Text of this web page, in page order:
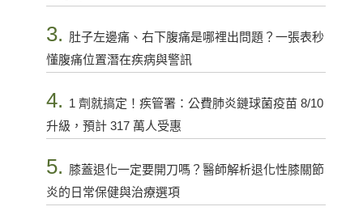
3. 肚子左邊痛、右下腹痛是哪裡出問題？一張表秒
懂腹痛位置潛在疾病與警訊
4. 1 劑就搞定！疾管署：公費肺炎鏈球菌疫苗 8/10
升級，預計 317 萬人受惠
5. 膝蓋退化一定要開刀嗎？醫師解析退化性膝關節
炎的日常保健與治療選項